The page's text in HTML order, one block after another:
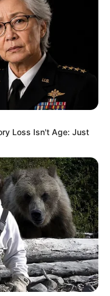
Loss Isn't Age: Just